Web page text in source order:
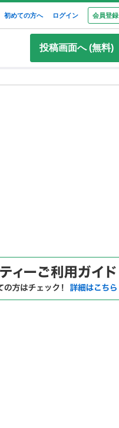
初めての方へ ログイン 会員登録
投稿画面へ (無料)